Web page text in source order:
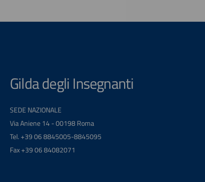
Gilda degli Insegnanti
SEDE NAZIONALE
Via Aniene 14 - 00198 Roma
Tel. +39 06 8845005-8845095
Fax +39 06 84082071